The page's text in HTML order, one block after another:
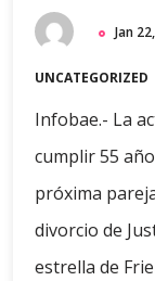
Jan
UNCATEGORIZED
Infobae.- La
cumplir 55
próxima
divorcio de
estrella de